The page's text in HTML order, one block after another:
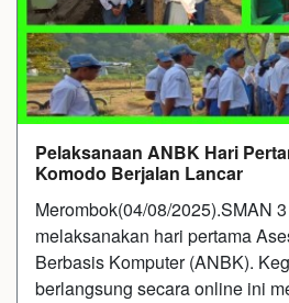
Pelaksanaan ANBK Hari
Komodo Berjalan Lancar
Merombok(04/08/2025).SMAN
melaksanakan hari pertama
Berbasis Komputer (ANBK).
berlangsung secara online ini